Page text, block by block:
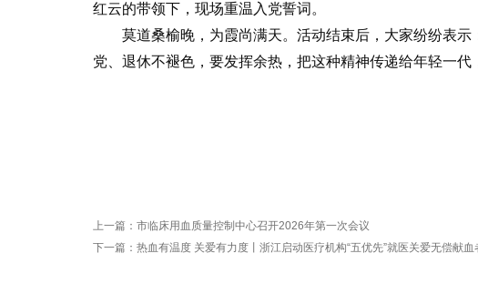
红云的带领下，现场重温入党誓词。
莫道桑榆晚，为霞尚满天。活动结束后，大家纷纷表
党、退休不褪色，要发挥余热，把这种精神传递给年轻一代
上一篇： 市临床用血质量控制中心召开2026年第一次会议
下一篇： 热血有温度 关爱有力度丨浙江启动医疗机构“五优先”就医关爱无偿献